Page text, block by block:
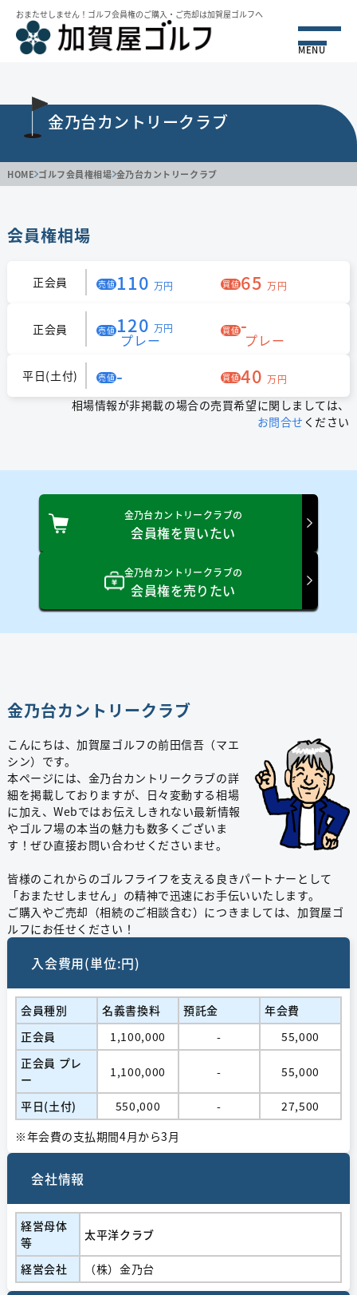
おまたせしません！ゴルフ会員権のご購⼊・ご売却は加賀屋ゴルフへ
MENU
金乃台カントリークラブ
HOME ゴルフ会員権相場 金乃台カントリークラブ
会員権相場
正会員 売値 110 万円 買値65万円
正会員 売値 120 万円
プレー
買値-
プレー
平日(土付) 売値- 買値40万円
相場情報が非掲載の場合の売買希望に関しましては、
お問合せ ください
金乃台カントリークラブの
会員権を買いたい
金乃台カントリークラブの
会員権を売りたい
金乃台カントリークラブ
こんにちは、加賀屋ゴルフの前田信吾（マエ
シン）です。
本ページには、金乃台カントリークラブの詳
細を掲載しておりますが、日々変動する相場
に加え、Webではお伝えしきれない最新情報
やゴルフ場の本当の魅力も数多くございま
す！ぜひ直接お問い合わせくださいませ。
皆様のこれからのゴルフライフを支える良きパートナーとして
「おまたせしません」の精神で迅速にお手伝いいたします。
ご購入やご売却（相続のご相談含む）につきましては、加賀屋ゴ
ルフにお任せください！
入会費用(単位:円)
会員種別 名義書換料 預託金
年会費
正会員
1,100,000 -
55,000
正会員 プレ
ー
1,100,000 - 55,000
平日(土付) 550,000 -
27,500
※年会費の支払期間4月から3月
会社情報
経営⺟体
等
太平洋クラブ
経営会社 （株）金乃台